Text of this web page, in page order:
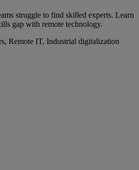
struggle to find skilled experts. Learn
gap with remote technology.
Remote IT, Industrial digitalization